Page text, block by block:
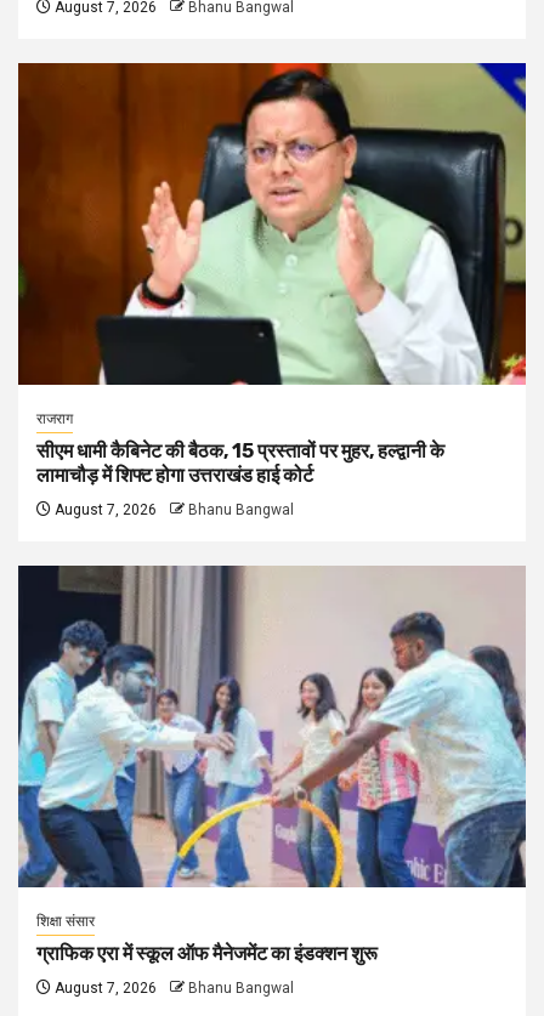
August 7, 2026 Bhanu Bangwal
राजराग
सीएम धामी कैबिनेट की बैठक, 15 प्रस्तावों पर मुहर, हल्द्वानी के
लामाचौड़ में शिफ्ट होगा उत्तराखंड हाई कोर्ट
August 7, 2026 Bhanu Bangwal
शिक्षा संसार
ग्राफिक एरा में स्कूल ऑफ मैनेजमेंट का इंडक्शन शुरू
August 7, 2026 Bhanu Bangwal